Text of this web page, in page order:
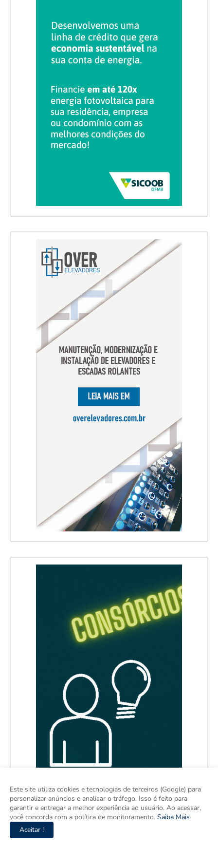
Este site utiliza cookies e tecnologias de terceiros (Google) para
personalizar anúncios e analisar o tráfego. Isso é feito para
garantir e entregar a melhor experiência ao usuário. Ao acessar,
você concorda com a política de monitoramento. Saiba Mais
Aceitar !